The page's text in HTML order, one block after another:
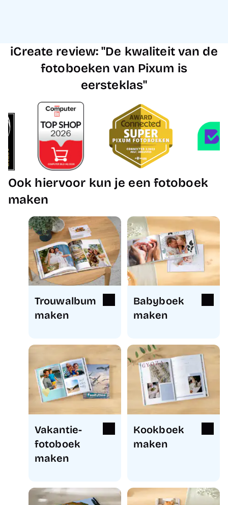
iCreate review: "De kwaliteit van de
fotoboeken van Pixum is
eersteklas"
Ook hiervoor kun je een fotoboek
maken
Trouwalbum
maken
Babyboek
maken
Vakantie-
fotoboek
maken
Kookboek
maken